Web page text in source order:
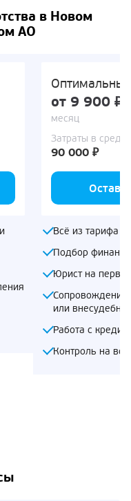
в Новом
АО
Оптимальный
от 9 900 ₽
месяц
Затраты в
90 000 ₽
Всё из тарифа
Подбор
Юрист на
Сопровождение
или
Работа с
Контроль на